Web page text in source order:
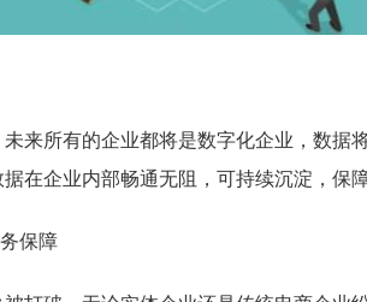
来所有的企业都将是数字化企业，数据
在企业内部畅通无阻，可持续沉淀，保
保障